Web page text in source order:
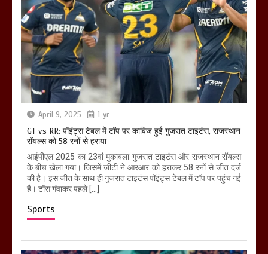
April 9, 2025 1 yr
GT vs RR: पॉइंट्स टेबल में टॉप पर काबिज हुई गुजरात टाइटंस, राजस्थान
रॉयल्स को 58 रनों से हराया
आईपीएल 2025 का 23वां मुकाबला गुजरात टाइटंस और राजस्थान रॉयल्स
के बीच खेला गया। जिसमें जीटी ने आरआर को हराकर 58 रनों से जीत दर्ज
की है। इस जीत के साथ ही गुजरात टाइटंस पॉइंट्स टेबल में टॉप पर पहुंच गई
है। टॉस गंवाकर पहले […]
Sports